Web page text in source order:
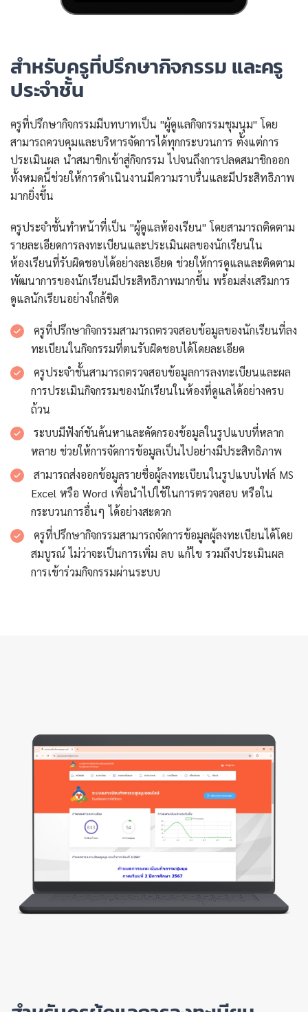
สำหรับครูที่ปรึกษากิจกรรม และครู
ประจำชั้น
ครูที่ปรึกษากิจกรรมมีบทบาทเป็น "ผู้ดูแลกิจกรรมชุมนุม" โดย
สามารถควบคุมและบริหารจัดการได้ทุกกระบวนการ ตั้งแต่การ
ประเมินผล นำสมาชิกเข้าสู่กิจกรรม ไปจนถึงการปลดสมาชิกออก
ทั้งหมดนี้ช่วยให้การดำเนินงานมีความราบรื่นและมีประสิทธิภาพ
มากยิ่งขึ้น
ครูประจำชั้นทำหน้าที่เป็น "ผู้ดูแลห้องเรียน" โดยสามารถติดตาม
รายละเอียดการลงทะเบียนและประเมินผลของนักเรียนใน
ห้องเรียนที่รับผิดชอบได้อย่างละเอียด ช่วยให้การดูแลและติดตาม
พัฒนาการของนักเรียนมีประสิทธิภาพมากขึ้น พร้อมส่งเสริมการ
ดูแลนักเรียนอย่างใกล้ชิด
ครูที่ปรึกษากิจกรรมสามารถตรวจสอบข้อมูลของนักเรียนที่ลง
ทะเบียนในกิจกรรมที่ตนรับผิดชอบได้โดยละเอียด
ครูประจำชั้นสามารถตรวจสอบข้อมูลการลงทะเบียนและผล
การประเมินกิจกรรมของนักเรียนในห้องที่ดูแลได้อย่างครบ
ถ้วน
ระบบมีฟังก์ชันค้นหาและคัดกรองข้อมูลในรูปแบบที่หลาก
หลาย ช่วยให้การจัดการข้อมูลเป็นไปอย่างมีประสิทธิภาพ
สามารถส่งออกข้อมูลรายชื่อผู้ลงทะเบียนในรูปแบบไฟล์ MS
Excel หรือ Word เพื่อนำไปใช้ในการตรวจสอบ หรือใน
กระบวนการอื่นๆ ได้อย่างสะดวก
ครูที่ปรึกษากิจกรรมสามารถจัดการข้อมูลผู้ลงทะเบียนได้โดย
สมบูรณ์ ไม่ว่าจะเป็นการเพิ่ม ลบ แก้ไข รวมถึงประเมินผล
การเข้าร่วมกิจกรรมผ่านระบบ